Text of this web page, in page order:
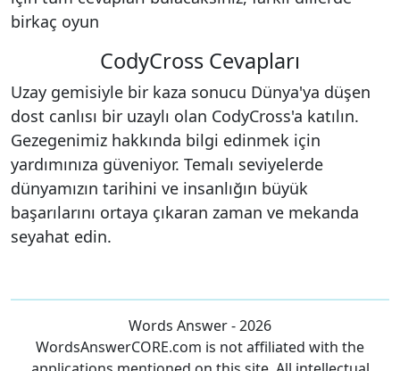
birkaç oyun
CodyCross Cevapları
Uzay gemisiyle bir kaza sonucu Dünya'ya düşen
dost canlısı bir uzaylı olan CodyCross'a katılın.
Gezegenimiz hakkında bilgi edinmek için
yardımınıza güveniyor. Temalı seviyelerde
dünyamızın tarihini ve insanlığın büyük
başarılarını ortaya çıkaran zaman ve mekanda
seyahat edin.
Words Answer - 2026
WordsAnswerCORE.com is not affiliated with the